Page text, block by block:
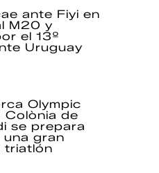
ante Fiyi en
M20 y
el 13º
Uruguay
Olympic
Colònia de
se prepara
una gran
triatlón